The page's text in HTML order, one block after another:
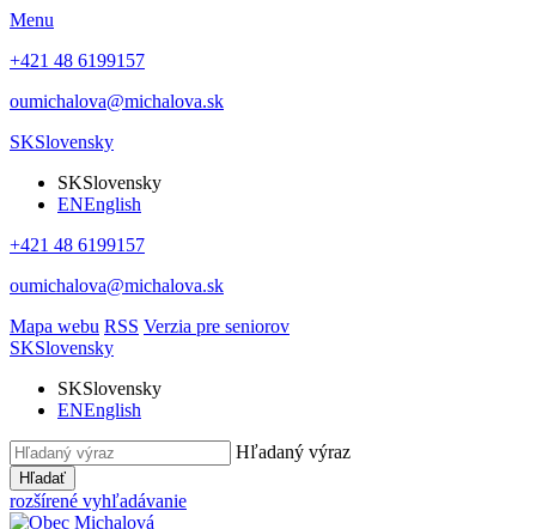
Menu
+421 48 6199157
oumichalova@michalova.sk
SKSlovensky
SKSlovensky
ENEnglish
+421 48 6199157
oumichalova@michalova.sk
Mapa webu RSS Verzia pre seniorov
SKSlovensky
SKSlovensky
ENEnglish
Hľadaný výraz
Hľadať
rozšírené vyhľadávanie